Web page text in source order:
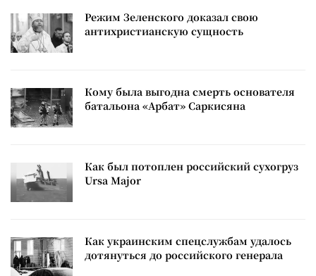
Режим Зеленского доказал свою
антихристианскую сущность
Кому была выгодна смерть основателя
батальона «Арбат» Саркисяна
Как был потоплен российский сухогруз
Ursa Major
Как украинским спецслужбам удалось
дотянуться до российского генерала